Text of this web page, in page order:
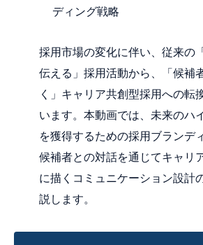
ディング戦略
採用市場の変化に伴い、従来の
伝える」採用活動から、「候補
く」キャリア共創型採用への転
います。本動画では、未来のハ
を獲得するための採用ブランデ
候補者との対話を通じてキャリ
に描くコミュニケーション設計
説します。